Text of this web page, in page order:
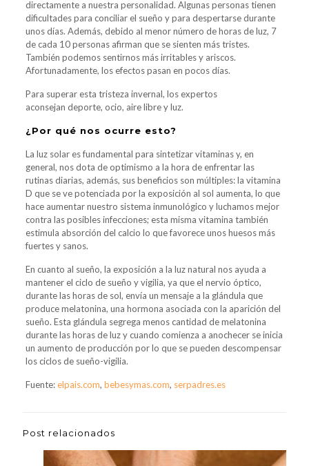
directamente a nuestra personalidad. Algunas personas tienen
dificultades para conciliar el sueño y para despertarse durante
unos días. Además, debido al menor número de horas de luz, 7
de cada 10 personas afirman que se sienten más tristes.
También podemos sentirnos más irritables y ariscos.
Afortunadamente, los efectos pasan en pocos días.
Para superar esta tristeza invernal, los expertos
aconsejan deporte, ocio, aire libre y luz.
¿Por qué nos ocurre esto?
La luz solar es fundamental para sintetizar vitaminas y, en
general, nos dota de optimismo a la hora de enfrentar las
rutinas diarias, además, sus beneficios son múltiples: la vitamina
D que se ve potenciada por la exposición al sol aumenta, lo que
hace aumentar nuestro sistema inmunológico y luchamos mejor
contra las posibles infecciones; esta misma vitamina también
estimula absorción del calcio lo que favorece unos huesos más
fuertes y sanos.
En cuanto al sueño, la exposición a la luz natural nos ayuda a
mantener el ciclo de sueño y vigilia, ya que el nervio óptico,
durante las horas de sol, envía un mensaje a la glándula que
produce melatonina, una hormona asociada con la aparición del
sueño. Esta glándula segrega menos cantidad de melatonina
durante las horas de luz y cuando comienza a anochecer se inicia
un aumento de producción por lo que se pueden descompensar
los ciclos de sueño-vigilia.
Fuente:elpais.com, bebesymas.com, serpadres.es
Post relacionados